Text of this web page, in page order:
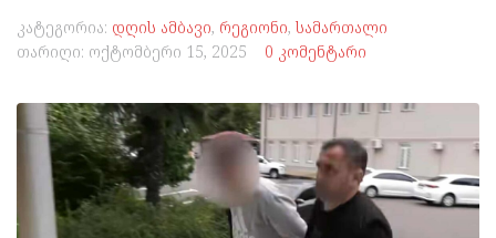
კატეგორია: დღის ამბავი, რეგიონი, სამართალი
თარიღი: ოქტომბერი 15, 2025 0 კომენტარი